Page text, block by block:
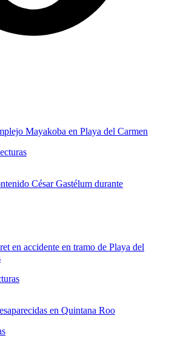
Mayakoba en Playa del Carmen
César Gastélum durante
en accidente en tramo de Playa del
en Quintana Roo